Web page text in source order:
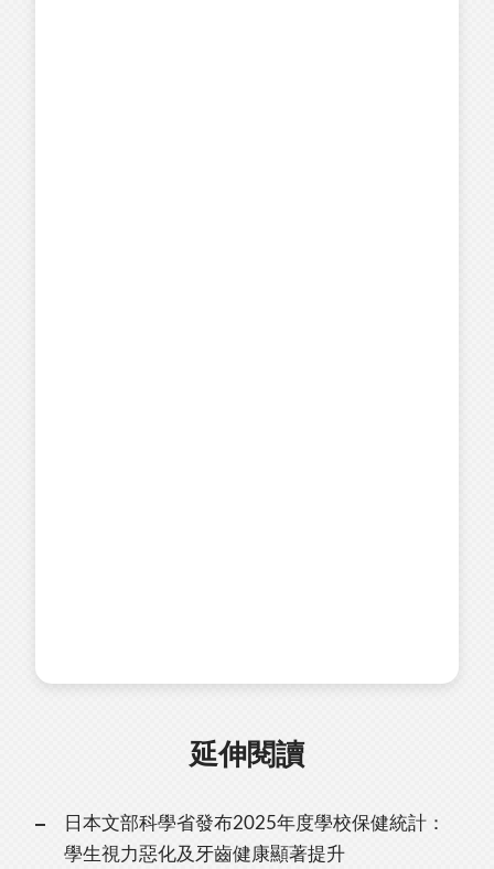
延伸閱讀
日本文部科學省發布2025年度學校保健統計：
學生視力惡化及牙齒健康顯著提升